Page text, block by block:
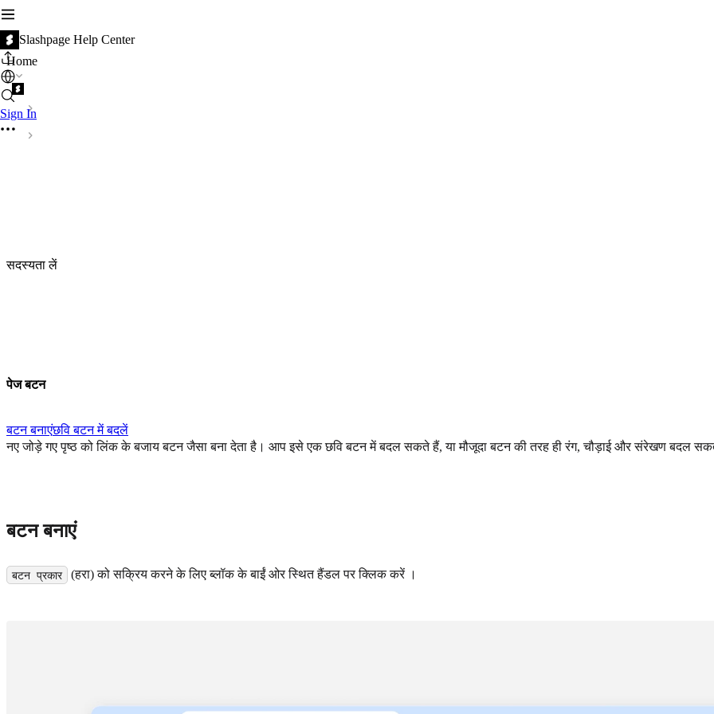
Slashpage Help Center
Sign In
Home
सदस्यता लें
पेज बटन
बटन बनाएंछवि बटन में बदलें
नए जोड़े गए पृष्ठ को लिंक के बजाय बटन जैसा बना देता है। आप इसे एक छवि बटन में बदल सकते हैं, या मौजूदा बटन की तरह ही रंग, चौड़ाई और संरेखण बदल
बटन बनाएं
बटन प्रकार (हरा) को सक्रिय करने के लिए ब्लॉक के बाईं ओर स्थित हैंडल पर क्लिक करें ।